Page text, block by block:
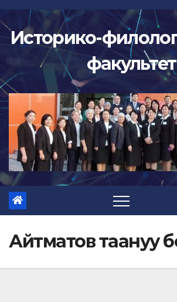
Перейти
к
содержимому
Историко-
факультет
Айтматов таануу